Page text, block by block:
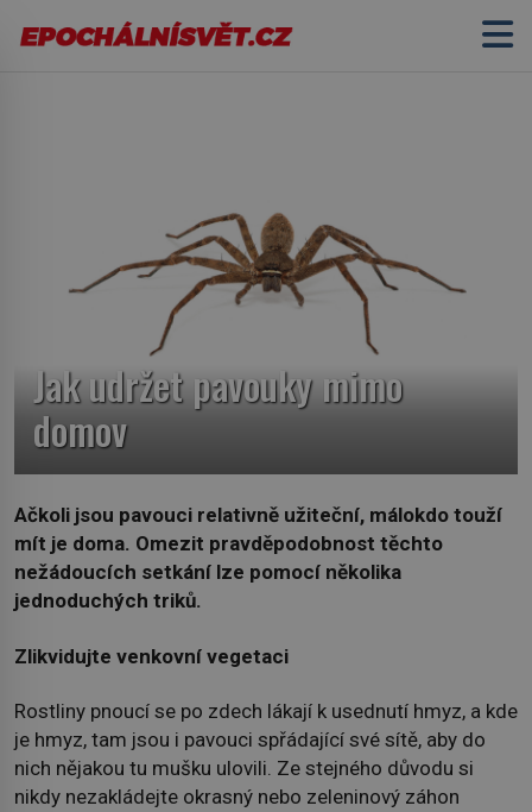
Jak udržet pavouky mimo
domov
Ačkoli jsou pavouci relativně užiteční, málokdo touží
mít je doma. Omezit pravděpodobnost těchto
nežádoucích setkání lze pomocí několika
jednoduchých triků.
Zlikvidujte venkovní vegetaci
Rostliny pnoucí se po zdech lákají k usednutí hmyz, a kde
je hmyz, tam jsou i pavouci spřádající své sítě, aby do
nich nějakou tu mušku ulovili. Ze stejného důvodu si
nikdy nezakládejte okrasný nebo zeleninový záhon